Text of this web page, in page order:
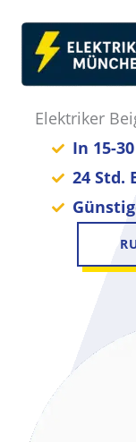
Inhalt
springen
Elektriker
In 15-
24 Std.